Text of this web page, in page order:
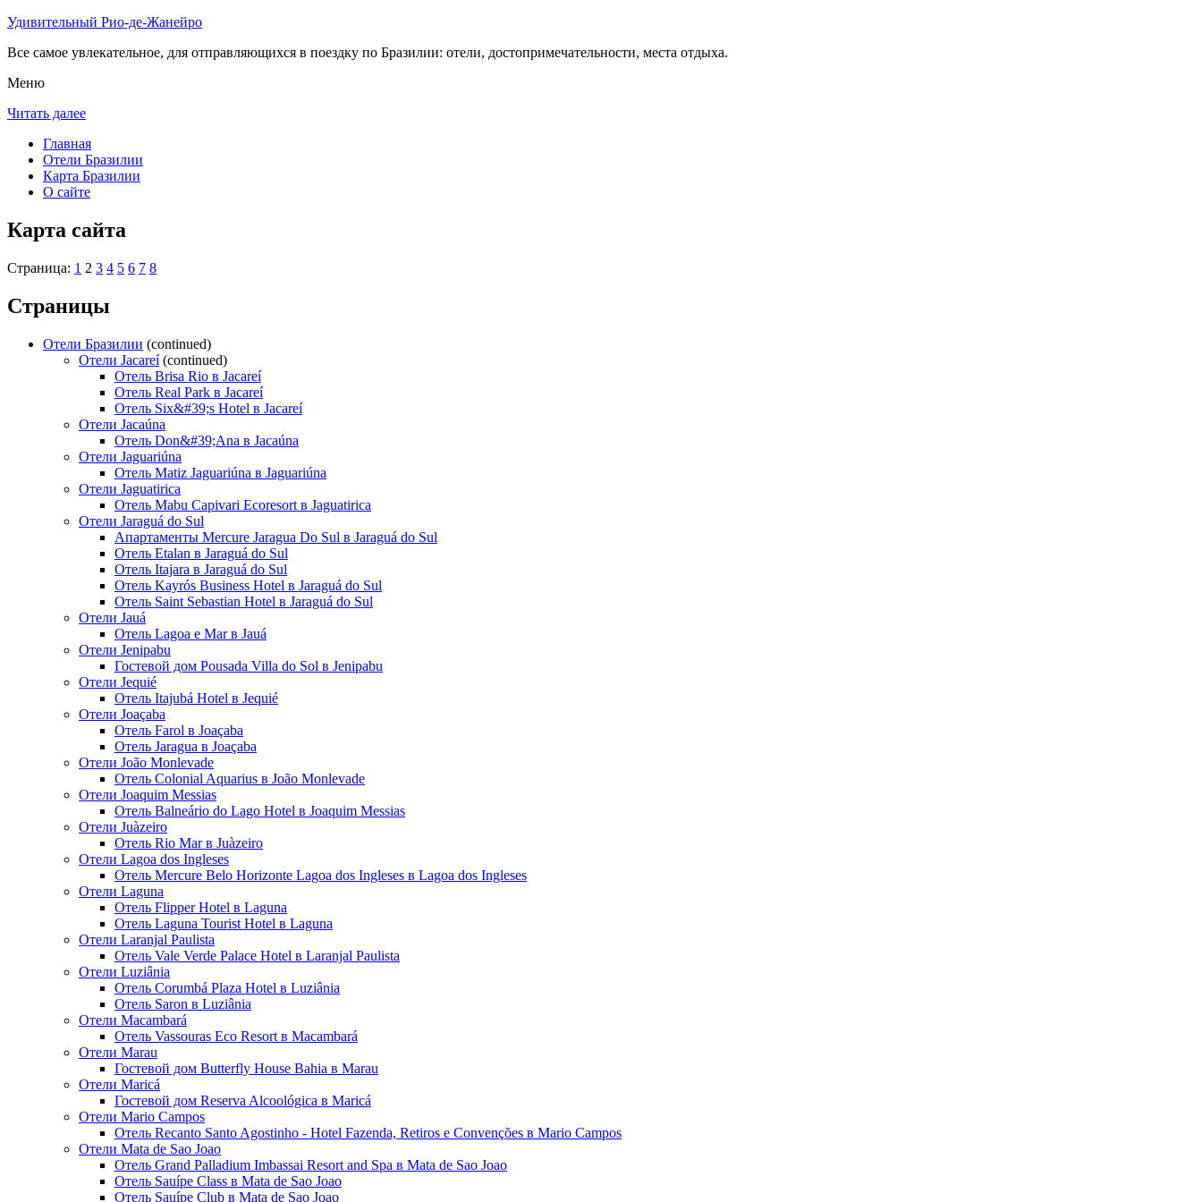
Удивительный Рио-де-Жанейро
Все самое увлекательное, для отправляющихся в поездку по Бразилии: отели, достопримечательности, места отдыха.
Меню
Читать далее
Главная
Отели Бразилии
Карта Бразилии
О сайте
Карта сайта
Страница: 1 2 3 4 5 6 7 8
Страницы
Отели Бразилии (continued)
Отели Jacareí(continued)
Отель Brisa Rio в Jacareí
Отель Real Park в Jacareí
Отель Six&#39;s Hotel в Jacareí
Отели Jacaúna
Отель Don&#39;Ana в Jacaúna
Отели Jaguariúna
Отель Matiz Jaguariúna в Jaguariúna
Отели Jaguatirica
Отель Mabu Capivari Ecoresort в Jaguatirica
Отели Jaraguá do Sul
Апартаменты Mercure Jaragua Do Sul в Jaraguá do Sul
Отель Etalan в Jaraguá do Sul
Отель Itajara в Jaraguá do Sul
Отель Kayrós Business Hotel в Jaraguá do Sul
Отель Saint Sebastian Hotel в Jaraguá do Sul
Отели Jauá
Отель Lagoa e Mar в Jauá
Отели Jenipabu
Гостевой дом Pousada Villa do Sol в Jenipabu
Отели Jequié
Отель Itajubá Hotel в Jequié
Отели Joaçaba
Отель Farol в Joaçaba
Отель Jaragua в Joaçaba
Отели João Monlevade
Отель Colonial Aquarius в João Monlevade
Отели Joaquim Messias
Отель Balneário do Lago Hotel в Joaquim Messias
Отели Juàzeiro
Отель Rio Mar в Juàzeiro
Отели Lagoa dos Ingleses
Отель Mercure Belo Horizonte Lagoa dos Ingleses в Lagoa dos Ingleses
Отели Laguna
Отель Flipper Hotel в Laguna
Отель Laguna Tourist Hotel в Laguna
Отели Laranjal Paulista
Отель Vale Verde Palace Hotel в Laranjal Paulista
Отели Luziânia
Отель Corumbá Plaza Hotel в Luziânia
Отель Saron в Luziânia
Отели Macambará
Отель Vassouras Eco Resort в Macambará
Отели Marau
Гостевой дом Butterfly House Bahia в Marau
Отели Maricá
Гостевой дом Reserva Alcoológica в Maricá
Отели Mario Campos
Отель Recanto Santo Agostinho - Hotel Fazenda, Retiros e Convenções в Mario Campos
Отели Mata de Sao Joao
Отель Grand Palladium Imbassai Resort and Spa в Mata de Sao Joao
Отель Sauípe Class в Mata de Sao Joao
Отель Sauípe Club в Mata de Sao Joao